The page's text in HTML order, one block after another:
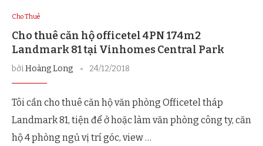
Cho Thuê
Cho thuê căn hộ officetel 4PN 174m2
Landmark 81 tại Vinhomes Central Park
bởiHoàng Long 24/12/2018
Tôi cần cho thuê căn hộ văn phòng Officetel tháp
Landmark 81, tiện để ở hoặc làm văn phòng công ty, căn
hộ 4 phòng ngủ vị trí góc, view …